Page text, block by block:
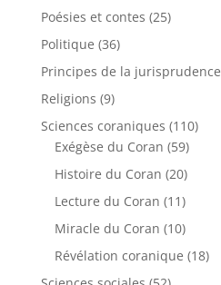
Poésies et contes (25)
Politique (36)
Principes de la jurisprudence
Religions (9)
Sciences coraniques (110)
Exégèse du Coran (59)
Histoire du Coran (20)
Lecture du Coran (11)
Miracle du Coran (10)
Révélation coranique (18)